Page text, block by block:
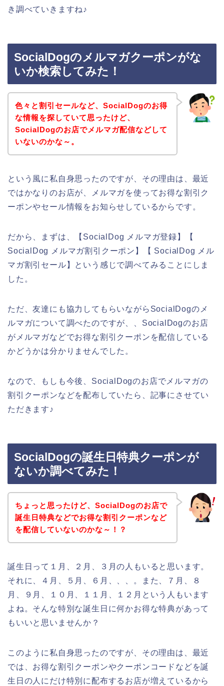
き調べていきますね♪
SocialDogのメルマガクーポンがな
いか検索してみた！
色々と割引セールなど、SocialDogのお得
な情報を探していて思ったけど、
SocialDogのお店でメルマガ配信などして
いないのかな～。
という風に私自身思ったのですが、その理由は、最近
ではかなりのお店が、メルマガを使ってお得な割引ク
ーポンやセール情報をお知らせしているからです。
だから、まずは、【SocialDog メルマガ登録】【
SocialDog メルマガ割引クーポン】【 SocialDog メル
マガ割引セール】という感じで調べてみることにしま
した。
ただ、友達にも協力してもらいながらSocialDogのメ
ルマガについて調べたのですが、、SocialDogのお店
がメルマガなどでお得な割引クーポンを配信している
かどうかは分かりませんでした。
なので、もしも今後、SocialDogのお店でメルマガの
割引クーポンなどを配布していたら、記事にさせてい
ただきます♪
SocialDogの誕生日特典クーポンが
ないか調べてみた！
ちょっと思ったけど、SocialDogのお店で
誕生日特典などでお得な割引クーポンなど
を配信していないのかな～！？
誕生日って１月、２月、３月の人もいると思います。
それに、４月、５月、６月、、、。また、７月、８
月、９月、１０月、１１月、１２月という人もいます
よね。そんな特別な誕生日に何かお得な特典があって
もいいと思いませんか？
このように私自身思ったのですが、その理由は、最近
では、お得な割引クーポンやクーポンコードなどを誕
生日の人にだけ特別に配布するお店が増えているから